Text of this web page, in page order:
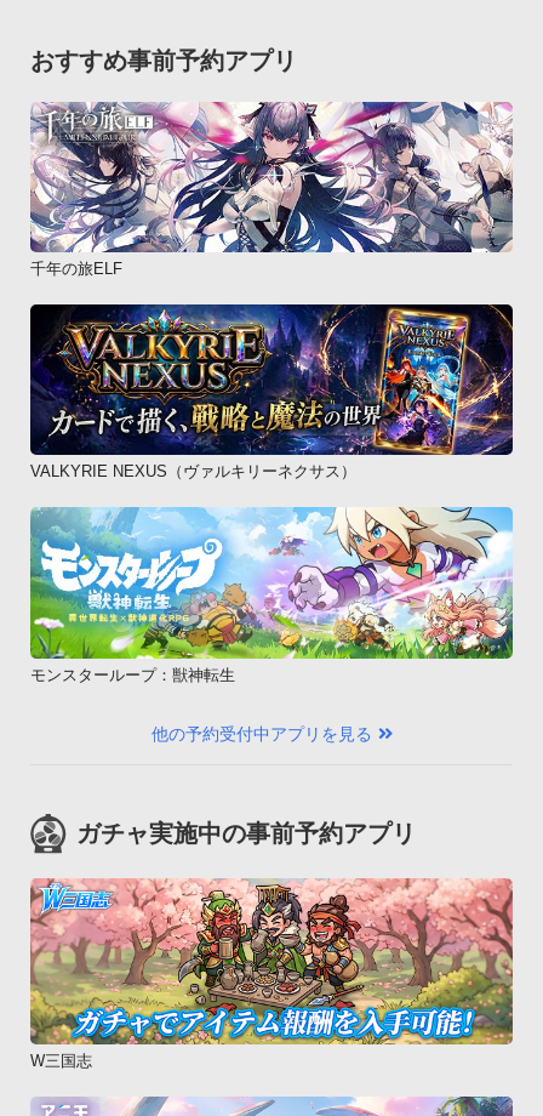
おすすめ事前予約アプリ
千年の旅ELF
VALKYRIE NEXUS（ヴァルキリーネクサス）
モンスターループ：獣神転生
他の予約受付中アプリを見る
ガチャ実施中の事前予約アプリ
W三国志